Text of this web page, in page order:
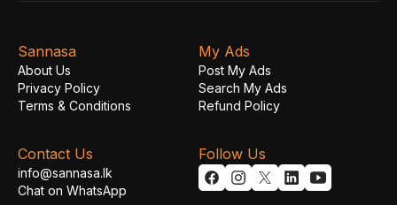
Sannasa
About Us
Privacy Policy
Terms & Conditions
My Ads
Post My Ads
Search My Ads
Refund Policy
Contact Us
info@sannasa.lk
Chat on WhatsApp
Follow Us